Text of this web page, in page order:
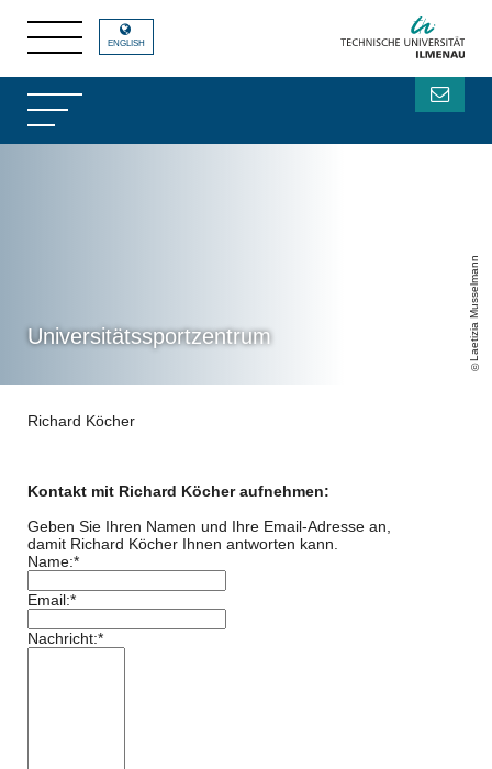
Universitätssportzentrum Laetizia Musselmann
ENGLISH
Richard Köcher
Kontakt mit Richard Köcher aufnehmen:
Geben Sie Ihren Namen und Ihre Email-Adresse an,
damit Richard Köcher Ihnen antworten kann.
Name:*
Email:*
Nachricht:*